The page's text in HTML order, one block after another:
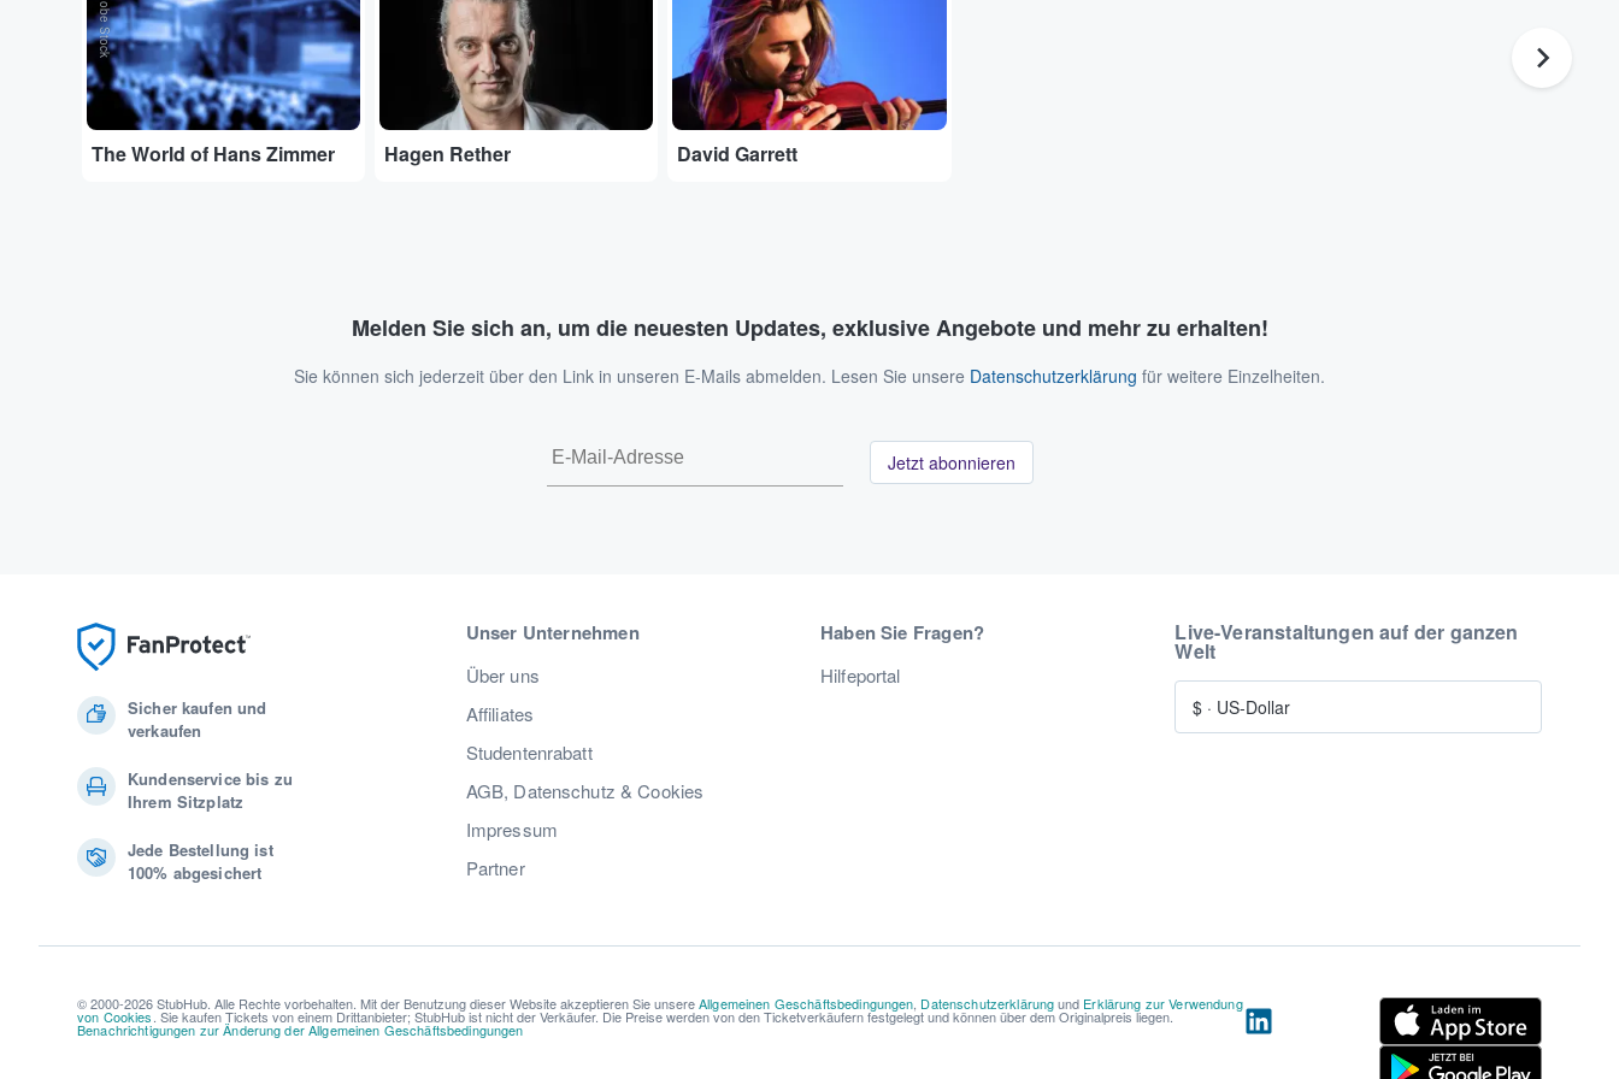
Adobe Stock
The World of Hans Zimmer Hagen Rether David Garrett
Melden Sie sich an, um die neuesten Updates, exklusive Angebote und mehr zu erhalten!
Sie können sich jederzeit über den Link in unseren E-Mails abmelden. Lesen Sie unsere Datenschutzerklärung für weitere Einzelheiten.
Jetzt abonnieren
Sicher kaufen und
verkaufen
Kundenservice bis zu
Ihrem Sitzplatz
Jede Bestellung ist
100% abgesichert
Unser Unternehmen
Über uns
Affiliates
Studentenrabatt
AGB, Datenschutz & Cookies
Impressum
Partner
Haben Sie Fragen?
Hilfeportal
Live-Veranstaltungen auf der ganzen
Welt
$ · US-Dollar
© 2000-2026 StubHub. Alle Rechte vorbehalten. Mit der Benutzung dieser Website akzeptieren Sie unsereAllgemeinen Geschäftsbedingungen Datenschutzerklärungund Erklärung zur Verwendung
von Cookies . Sie kaufen Tickets von einem Drittanbieter; StubHub ist nicht der Verkäufer. Die Preise werden von den Ticketverkäufern festgelegt und können über dem Originalpreis liegen.
Benachrichtigungen zur Änderung der Allgemeinen Geschäftsbedingungen